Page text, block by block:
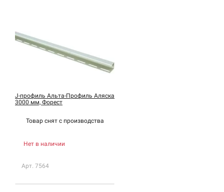
J-профиль Альта-Профиль Аляска
3000 мм, Форест
Товар снят с производства
Нет в наличии
Арт. 7564